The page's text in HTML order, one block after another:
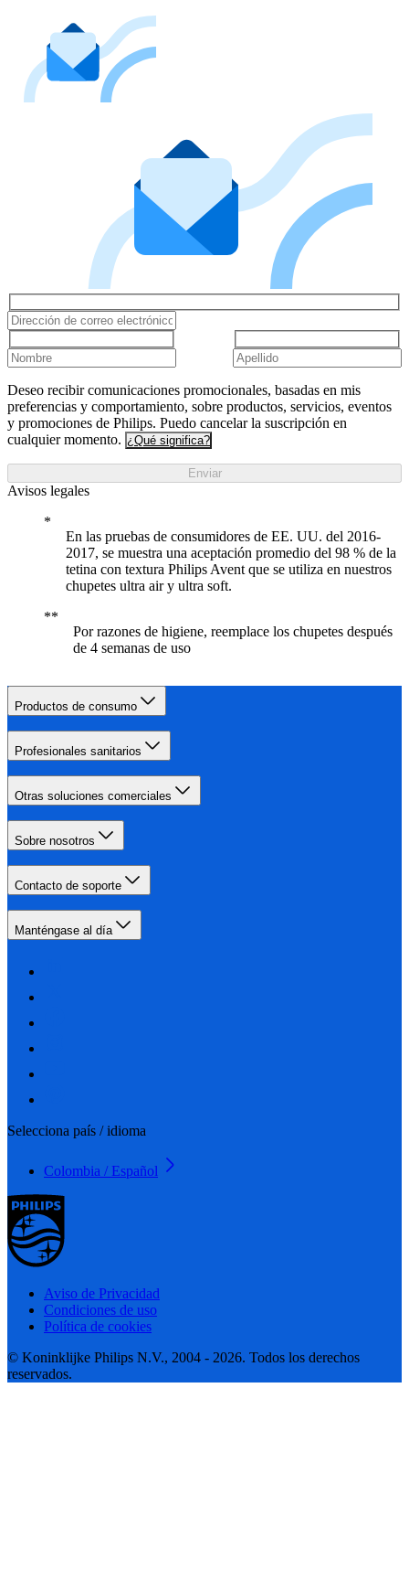
Deseo recibir comunicaciones promocionales, basadas en mis
preferencias y comportamiento, sobre productos, servicios, eventos
y promociones de Philips. Puedo cancelar la suscripción en
cualquier momento. ¿Qué significa?
Enviar
Avisos legales
En las pruebas de consumidores de EE. UU. del 2016-
2017, se muestra una aceptación promedio del 98 % de la
tetina con textura Philips Avent que se utiliza en nuestros
chupetes ultra air y ultra soft.
Por razones de higiene, reemplace los chupetes después
de 4 semanas de uso
Productos de consumo
Profesionales sanitarios
Otras soluciones comerciales
Sobre nosotros
Contacto de soporte
Manténgase al día
Selecciona país / idioma
Colombia / Español
Aviso de Privacidad
Condiciones de uso
Política de cookies
© Koninklijke Philips N.V., 2004 - 2026. Todos los derechos
reservados.